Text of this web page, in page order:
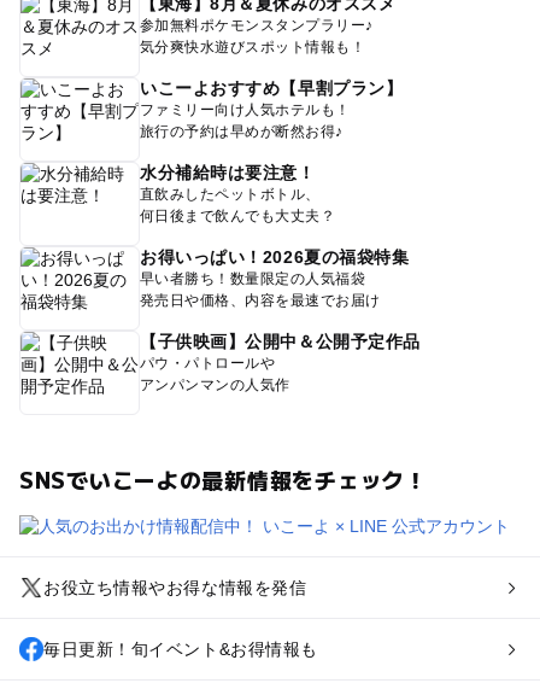
参加無料ポケモンスタンプラリー♪
気分爽快水遊びスポット情報も！
いこーよおすすめ【早割プラン】
ファミリー向け人気ホテルも！
旅行の予約は早めが断然お得♪
水分補給時は要注意！
直飲みしたペットボトル、
何日後まで飲んでも大丈夫？
お得いっぱい！2026夏の福袋特集
早い者勝ち！数量限定の人気福袋
発売日や価格、内容を最速でお届け
【子供映画】公開中＆公開予定作品
パウ・パトロールや
アンパンマンの人気作
SNSでいこーよの最新情報をチェック！
お役立ち情報やお得な情報を発信
毎日更新！旬イベント&お得情報も